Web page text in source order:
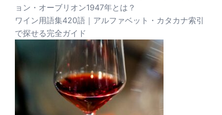
ョン・オーブリオン1947年とは？
ワイン用語集420語｜アルファベット・カタカナ索引
で探せる完全ガイド